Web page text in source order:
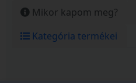
Mikor kapom meg?
Kategória termékei